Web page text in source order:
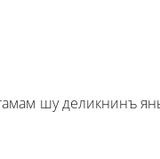
шу деликнинъ